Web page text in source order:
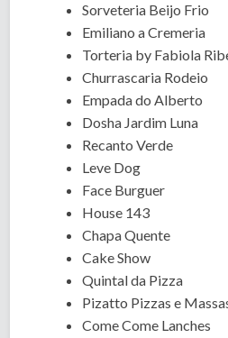
Sorveteria Beijo Frio
Emiliano a Cremeria
Torteria by Fabiola
Churrascaria Rodeio
Empada do Alberto
Dosha Jardim Luna
Recanto Verde
Leve Dog
Face Burguer
House 143
Chapa Quente
Cake Show
Quintal da Pizza
Pizatto Pizzas e
Come Come Lanches